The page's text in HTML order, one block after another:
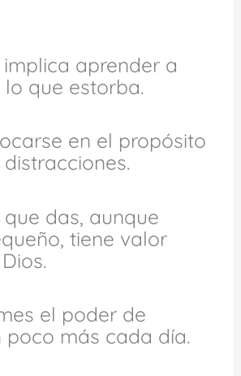
aprender a
que estorba.
en el propósito
das, aunque
tiene valor
el poder de
poco más cada día.